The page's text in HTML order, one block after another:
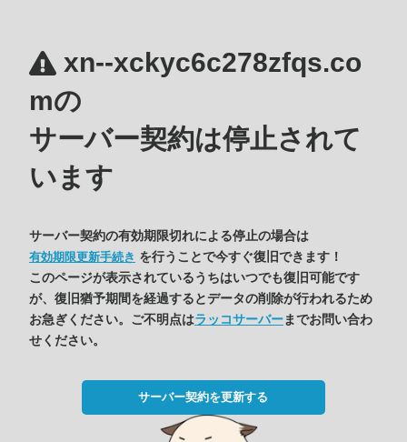
xn--xckyc6c278zfqs.co
mの
サーバー契約は停止されて
います
サーバー契約の有効期限切れによる停止の場合は
有効期限更新手続き を行うことで今すぐ復旧できます！
このページが表示されているうちはいつでも復旧可能です
が、復旧猶予期間を経過するとデータの削除が行われるため
お急ぎください。ご不明点はラッコサーバーまでお問い合わ
せください。
サーバー契約を更新する